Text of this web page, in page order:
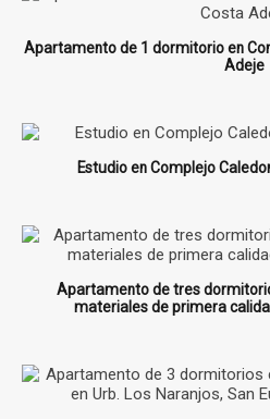
Apartamento de 1 dormitorio en
Adeje
Estudio en Complejo
Apartamento de tres
materiales de primera